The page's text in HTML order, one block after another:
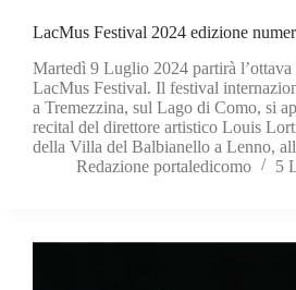
LacMus Festival 2024 edizione
Martedì 9 Luglio 2024 partirà l’ottava
LacMus Festival. Il festival
a Tremezzina, sul Lago di Como, si
recital del direttore artistico Louis
della Villa del Balbianello a Lenno,
Redazione portaledicomo
5